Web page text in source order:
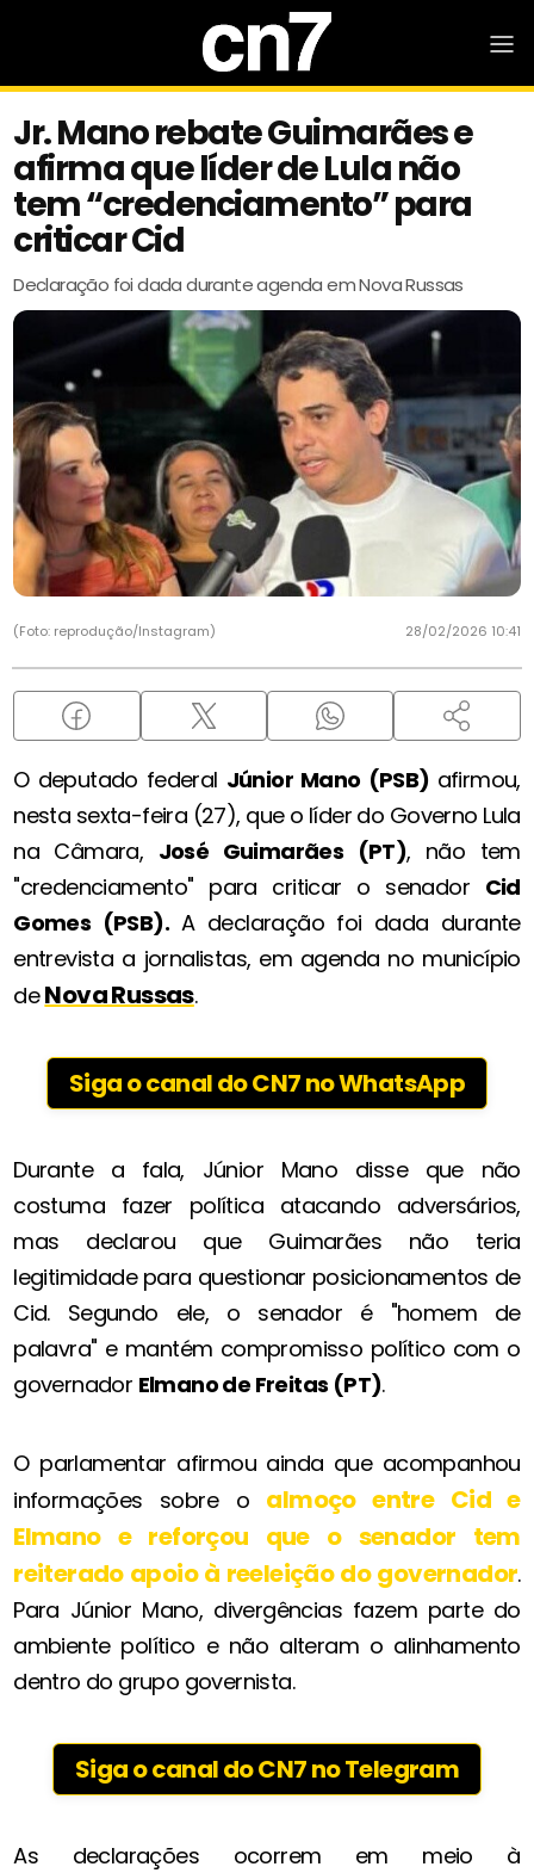
Jr. Mano rebate Guimarães e
afirma que líder de Lula não
tem “credenciamento” para
criticar Cid
Declaração foi dada durante agenda em Nova Russas
(Foto: reprodução/Instagram) 28/02/2026 10:41
O deputado federal Júnior Mano (PSB) afirmou,
nesta sexta-feira (27), que o líder do Governo Lula
na Câmara, José Guimarães (PT), não tem
"credenciamento" para criticar o senador Cid
Gomes (PSB).A declaração foi dada durante
entrevista a jornalistas, em agenda no município
deNova Russas.
Siga o canal do CN7 no WhatsApp
Durante a fala, Júnior Mano disse que não
costuma fazer política atacando adversários,
mas declarou que Guimarães não teria
legitimidade para questionar posicionamentos de
Cid. Segundo ele, o senador é "homem de
palavra" e mantém compromisso político com o
governador Elmano de Freitas (PT).
O parlamentar afirmou ainda que acompanhou
informações sobre o almoço entre Cid e
Elmano e reforçou que o senador tem
reiterado apoio à reeleição do governador.
Para Júnior Mano, divergências fazem parte do
ambiente político e não alteram o alinhamento
dentro do grupo governista.
Siga o canal do CN7 no Telegram
As declarações ocorrem em meio à